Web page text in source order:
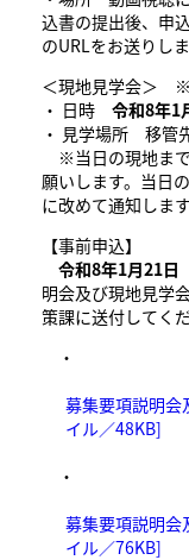
込書の提出後、申
のURLをお送りしま
＜現地見学会＞ ※
・ 日時 令和8年1
・ 見学場所 移管
※当日の現地ま
願いします。当日
に改めて通知します
【事前申込】
令和8年1月21日
明会及び現地見学
策課に送付してくだ
・
募集要項説明会
イル／48KB]
・
募集要項説明会
イル／76KB]